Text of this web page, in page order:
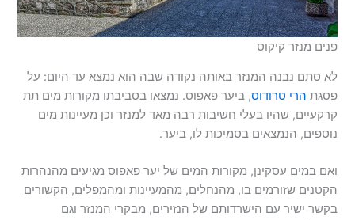
פנים מנזר קיקוס
לא סתם נבנה המנזר באותה נקודה שבה הוא נמצא עד היום: על
פסגת הרי טרודוס, ביער פאפוס. נמצאו בסביבתו מקורות מים תת
קרקעיים, שהיו בעלי חשיבות רבה מאד למנזר וכן מעיינות מים
נוספים, הנמצאים בסמיכות לו, ביער.
ואם במים עסקינן, מקורות המים של יער פאפוס מגיעים מהנהרות
הקטנים שזורמים בו, מהנחלים, מהמעיינות ומהמפלים, הקשורים
בקשר ישיר עם הישרדותם של הנזירים, מבקרי המנזר וגם